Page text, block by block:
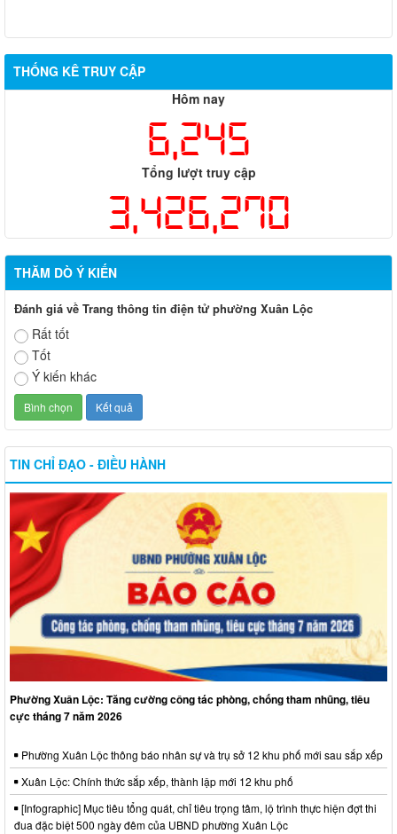
THỐNG KÊ TRUY CẬP
Hôm nay
6,245
Tổng lượt truy cập
3,426,270
THĂM DÒ Ý KIẾN
Đánh giá về Trang thông tin điện tử phường Xuân Lộc
Rất tốt
Tốt
Ý kiến khác
TIN CHỈ ĐẠO - ĐIỀU HÀNH
Phường Xuân Lộc: Tăng cường công tác phòng, chống tham nhũng, tiêu
cực tháng 7 năm 2026
Phường Xuân Lộc thông báo nhân sự và trụ sở 12 khu phố mới sau sắp xếp
Xuân Lộc: Chính thức sắp xếp, thành lập mới 12 khu phố
[Infographic] Mục tiêu tổng quát, chỉ tiêu trọng tâm, lộ trình thực hiện đợt thi
đua đặc biệt 500 ngày đêm của UBND phường Xuân Lộc